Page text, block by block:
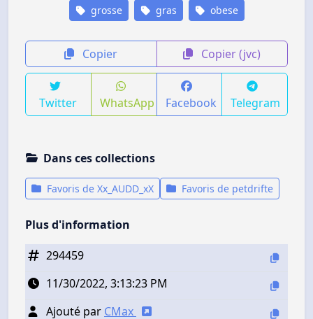
grosse gras obese
Copier Copier (jvc)
Twitter WhatsApp Facebook Telegram
Dans ces collections
Favoris de Xx_AUDD_xX Favoris de petdrifte
Plus d'information
294459
11/30/2022, 3:13:23 PM
Ajouté par CMax